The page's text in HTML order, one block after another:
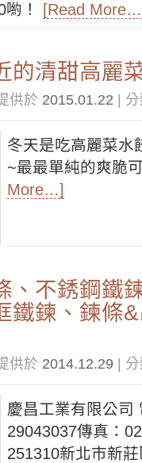
！
[Read
的清甜高麗
供於 2015.01.22 |
冬天是吃高麗菜水
~最最單純的爽脆
More…]
、不銹鋼鐵
鐵鍊、鍊條
供於 2014.12.29 |
慶昌工業有限公司
29043037傳真：
251310新北市新